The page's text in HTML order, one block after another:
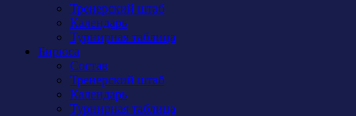
Тренерский штаб
Календарь
Турнирная таблица
Бирюса
Состав
Тренерский штаб
Календарь
Турнирная таблица